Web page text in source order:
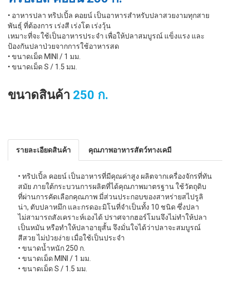
• อาหารปลา ทริปเปิ้ล คอยน์ เป็นอาหารสำหรับปลาสวยงามทุกสาย
พันธุ์ ที่ต้องการ เร่งสี เร่งโต เร่งวุ้น
เหมาะที่จะใช้เป็นอาหารประจำ เพื่อให้ปลาสมบูรณ์ แข็งแรง และ
ป้องกันปลาป่วยจากการใช้อาหารสด
• ขนาดเม็ด MINI / 1 มม.
• ขนาดเม็ด S / 1.5 มม.
ขนาดสินค้า 250 ก.
รายละเอียดสินค้า คุณภาพอาหารสัตว์ทางเคมี
• ทริปเปิ้ล คอยน์ เป็นอาหารที่มีคุณค่าสูง ผลิตจากเครื่องจักรที่ทัน
สมัย ภายใต้กระบวนการผลิตที่ได้คุณภาพมาตรฐาน ใช้วัตถุดิบ
ที่ผ่านการคัดเลือกคุณภาพ มี่ส่วนประกอบของสาหร่ายสไปรูลิ
น่า, ตับปลาหมึก และกรดอะมิโนที่จำเป็นทั้ง 10 ชนิด ซึ่งปลา
ไม่สามารถสังเคราะห์เองได้ ปราศจากฮอร์โมนจึงไม่ทำให้ปลา
เป็นหมัน หรือทำให้ปลาอายุสั้น จึงมั่นใจได้ว่าปลาจะสมบูรณ์
สีสวย ไม่ป่วยง่าย เมื่อใช้เป็นประจำ
• ขนาดนํ้าหนัก 250 ก.
• ขนาดเม็ด MINI / 1 มม.
• ขนาดเม็ด S / 1.5 มม.